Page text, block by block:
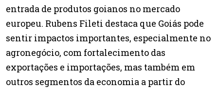
entrada de produtos goianos no mercado
europeu. Rubens Fileti destaca que Goiás pode
sentir impactos importantes, especialmente no
agronegócio, com fortalecimento das
exportações e importações, mas também em
outros segmentos da economia a partir do